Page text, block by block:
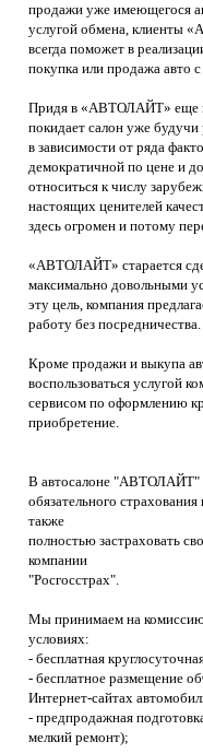
продажи уже имеющегося
услугой обмена, клиенты
всегда поможет в
покупка или продажа авто
Придя в «АВТОЛАЙТ» еще
покидает салон уже
в зависимости от ряда
демократичной по цене и
относиться к числу
настоящих ценителей
здесь огромен и потому
«АВТОЛАЙТ» старается
максимально довольными
эту цель, компания
работу без посредничества.
Кроме продажи и выкупа
воспользоваться услугой
сервисом по оформлению
приобретение.
В автосалоне "АВТОЛАЙТ"
обязательного
также
полностью застраховать
компании
"Росгосстрах".
Мы принимаем на
условиях:
- бесплатная
- бесплатное размещение
Интернет-сайтах
- предпродажная
мелкий ремонт);